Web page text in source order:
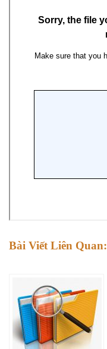
Bài Viết Liên Quan: